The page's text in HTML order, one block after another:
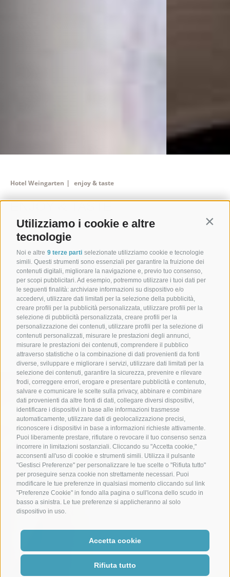
Utilizziamo i cookie e altre
tecnologie
Noi e altre 9 terze parti selezionate utilizziamo cookie e tecnologie
simili. Questi strumenti sono essenziali per garantire la fruizione dei
contenuti digitali, migliorare la navigazione e, previo tuo consenso,
per scopi pubblicitari. Ad esempio, potremmo utilizzare i tuoi dati per
le seguenti finalità: archiviare informazioni su dispositivo e/o
accedervi, utilizzare dati limitati per la selezione della pubblicità,
creare profili per la pubblicità personalizzata, utilizzare profili per la
selezione di pubblicità personalizzata, creare profili per la
personalizzazione dei contenuti, utilizzare profili per la selezione di
contenuti personalizzati, misurare le prestazioni degli annunci,
misurare le prestazioni dei contenuti, comprendere il pubblico
attraverso statistiche o la combinazione di dati provenienti da fonti
diverse, sviluppare e migliorare i servizi, utilizzare dati limitati per la
selezione dei contenuti, garantire la sicurezza, prevenire e rilevare
frodi, correggere errori, erogare e presentare pubblicità e contenuto,
salvare e comunicare le scelte sulla privacy, abbinare e combinare
dati provenienti da altre fonti di dati, collegare diversi dispositivi,
identificare i dispositivi in base alle informazioni trasmesse
automaticamente, utilizzare dati di geolocalizzazione precisi,
riconoscere i dispositivi in base a informazioni richieste attivamente.
Puoi liberamente prestare, rifiutare o revocare il tuo consenso senza
incorrere in limitazioni sostanziali. Cliccando su "Accetta cookie,"
acconsenti all'uso di cookie e strumenti simili. Utilizza il pulsante
"Gestisci Preferenze" per personalizzare le tue scelte o "Rifiuta tutto"
per proseguire senza cookie non strettamente necessari. Puoi
modificare le tue preferenze in qualsiasi momento cliccando sul link
"Preferenze Cookie" in fondo alla pagina o sull'icona dello scudo in
basso a sinistra. Le tue preferenze si applicheranno al solo
dispositivo in uso.
Accetta cookie
Rifiuta tutto
Hotel Weingarten | enjoy & taste
ENJOY & TASTE
L'ARTE DI ASSAPORARE
Bruschetta e canederli, Prosecco e Lagrein, leggerezza
mediterranea e aromi di montagna: mmmmh, che buono!
Se non hai mai fatto colazione o cenato sul laghetto, non
sai cosa ti perdi!